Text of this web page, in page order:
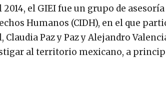
el GIEI fue un grupo de
Humanos (CIDH), en el que
Paz y Paz y Alejandro
al territorio mexicano, a